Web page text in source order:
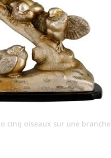
cinq oiseaux sur une branche